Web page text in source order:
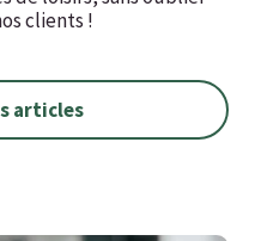
clients !
articles